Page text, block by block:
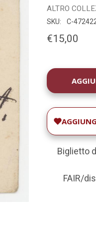
ALTRO
SKU: C-
€15,00
DISPONIBILITÀ
ATTUALE:
Biglietto
FAIR/